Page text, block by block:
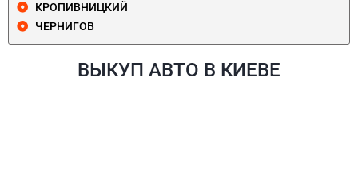
КРОПИВНИЦКИЙ
ЧЕРНИГОВ
ВЫКУП АВТО В КИЕВЕ